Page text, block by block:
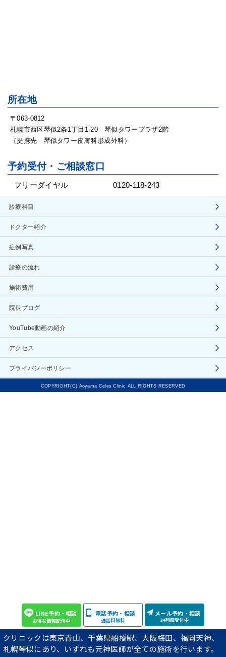
所在地
〒063-0812
札幌市西区琴似2条1丁目1-20 琴似タワープラザ2階
（提携先 琴似タワー皮膚科形成外科）
予約受付・ご相談窓口
フリーダイヤル 0120-118-243
診療科目
ドクター紹介
症例写真
診療の流れ
施術費用
院長ブログ
YouTube動画の紹介
アクセス
プライバシーポリシー
COPYRIGHT(C) Aoyama Celes Clinic ALL RIGHTS RESERVED
LINE予約・相談
お得な情報配信中
電話予約・相談
通話料無料
メール予約・相談
24時間受付中
クリニックは東京青山、千葉県船橋駅、大阪梅田、福岡天神、
札幌琴似にあり、いずれも元神医師が全ての施術を行います。